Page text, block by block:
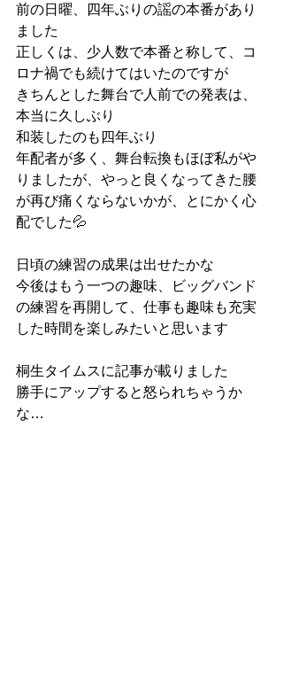
前の日曜、四年ぶりの謡の本番があり
ました
正しくは、少人数で本番と称して、コ
ロナ禍でも続けてはいたのですが
きちんとした舞台で人前での発表は、
本当に久しぶり
和装したのも四年ぶり
年配者が多く、舞台転換もほぼ私がや
りましたが、やっと良くなってきた腰
が再び痛くならないかが、とにかく心
配でした💦
日頃の練習の成果は出せたかな
今後はもう一つの趣味、ビッグバンド
の練習を再開して、仕事も趣味も充実
した時間を楽しみたいと思います
桐生タイムスに記事が載りました
勝手にアップすると怒られちゃうか
な…